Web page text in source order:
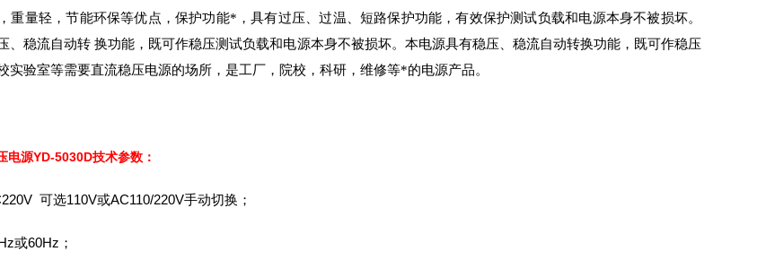
重量轻，节能环保等优点，保护功能*，具有过压、过温、短路保护功能，有效保护测试负载和电源本身不被损坏。
、稳流自动转 换功能，既可作稳压测试负载和电源本身不被损坏。本电源具有稳压、稳流自动转换功能，既可作稳压
实验室等需要直流稳压电源的场所，是工厂，院校，科研，维修等*的电源产品。
电源YD-5030D技术参数：
可选110V或AC110/220V手动切换；
或60Hz；